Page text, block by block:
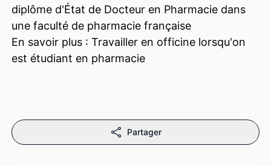
diplôme d'État de Docteur en Pharmacie dans
une faculté de pharmacie française
En savoir plus : Travailler en officine lorsqu'on
est étudiant en pharmacie
Partager